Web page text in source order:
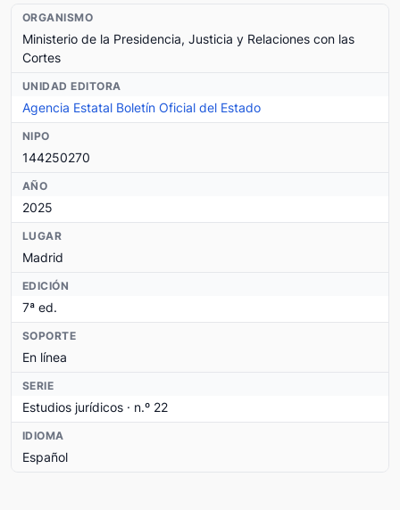
ORGANISMO
Ministerio de la Presidencia, Justicia y Relaciones con las
Cortes
UNIDAD EDITORA
Agencia Estatal Boletín Oficial del Estado
NIPO
144250270
AÑO
2025
LUGAR
Madrid
EDICIÓN
7ª ed.
SOPORTE
En línea
SERIE
Estudios jurídicos · n.º 22
IDIOMA
Español